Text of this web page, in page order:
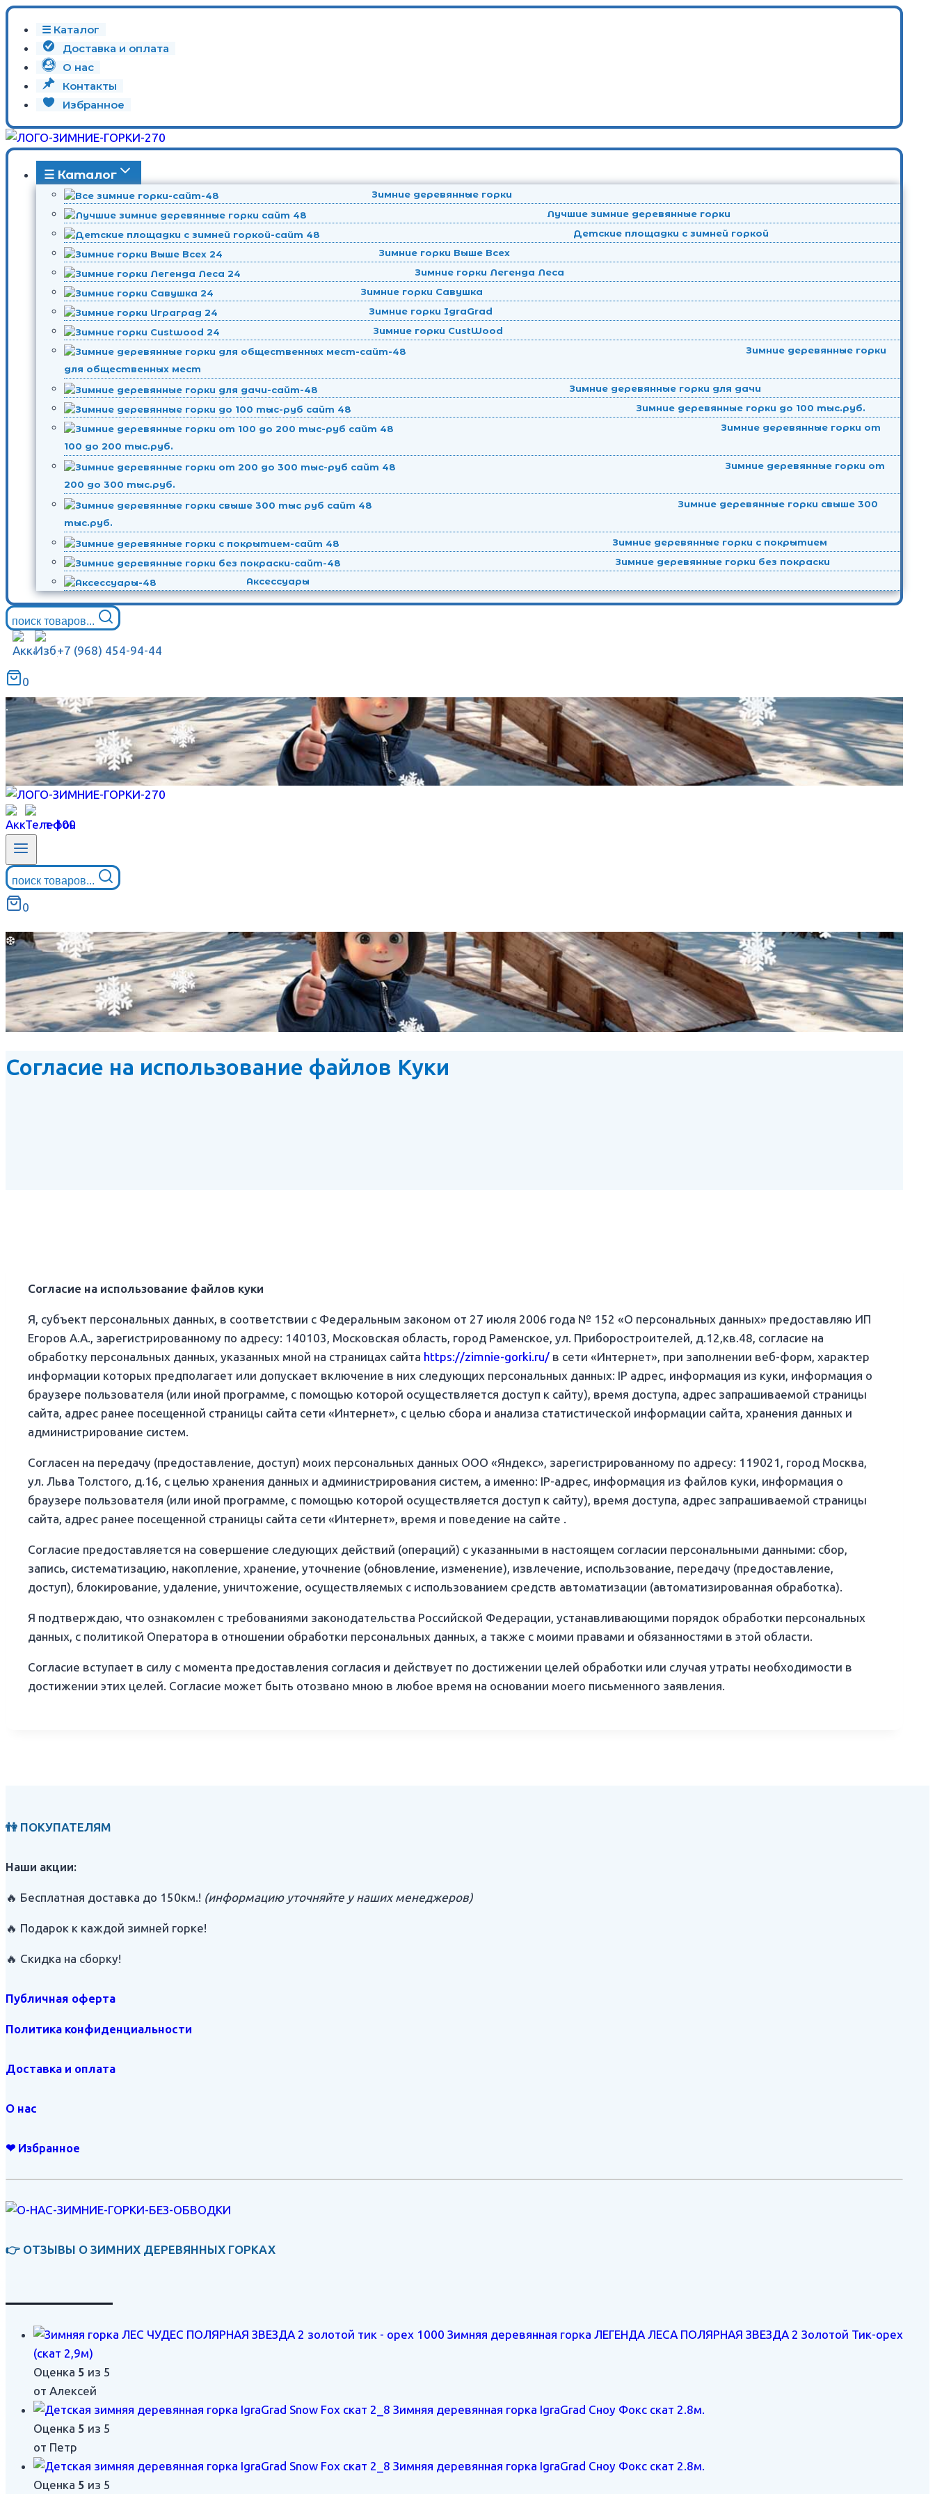
Перейти
содержимому
☰ Каталог
Доставка и оплата
О нас
Контакты
Избранное
☰ Каталог
Зимние деревянные горки
Лучшие зимние деревянные горки
Детские площадки с зимней горкой
Зимние горки Выше Всех
Зимние горки Легенда Леса
Зимние горки Савушка
Зимние горки IgraGrad
Зимние горки CustWood
Зимние деревянные горки
для общественных мест
Зимние деревянные горки для дачи
Зимние деревянные горки до 100 тыс.руб.
Зимние деревянные горки от
100 до 200 тыс.руб.
Зимние деревянные горки от
200 до 300 тыс.руб.
Зимние деревянные горки свыше 300
тыс.руб.
Зимние деревянные горки с покрытием
Зимние деревянные горки без покраски
Аксессуары
поиск товаров...
+7 (968) 454-94-44
0
.
поиск товаров...
0
❆
Согласие на использование файлов Куки
Согласие на использование файлов куки
Я, субъект персональных данных, в соответствии с Федеральным законом от 27 июля 2006 года № 152 «О персональных данных» предоставляю ИП
Егоров А.А., зарегистрированному по адресу: 140103, Московская область, город Раменское, ул. Приборостроителей, д.12,кв.48, согласие на
обработку персональных данных, указанных мной на страницах сайта https://zimnie-gorki.ru/ в сети «Интернет», при заполнении веб-форм, характер
информации которых предполагает или допускает включение в них следующих персональных данных: IP адрес, информация из куки, информация о
браузере пользователя (или иной программе, с помощью которой осуществляется доступ к сайту), время доступа, адрес запрашиваемой страницы
сайта, адрес ранее посещенной страницы сайта сети «Интернет», с целью сбора и анализа статистической информации сайта, хранения данных и
администрирование систем.
Согласен на передачу (предоставление, доступ) моих персональных данных ООО «Яндекс», зарегистрированному по адресу: 119021, город Москва,
ул. Льва Толстого, д.16, с целью хранения данных и администрирования систем, а именно: IP-адрес, информация из файлов куки, информация о
браузере пользователя (или иной программе, с помощью которой осуществляется доступ к сайту), время доступа, адрес запрашиваемой страницы
сайта, адрес ранее посещенной страницы сайта сети «Интернет», время и поведение на сайте .
Согласие предоставляется на совершение следующих действий (операций) с указанными в настоящем согласии персональными данными: сбор,
запись, систематизацию, накопление, хранение, уточнение (обновление, изменение), извлечение, использование, передачу (предоставление,
доступ), блокирование, удаление, уничтожение, осуществляемых с использованием средств автоматизации (автоматизированная обработка).
Я подтверждаю, что ознакомлен с требованиями законодательства Российской Федерации, устанавливающими порядок обработки персональных
данных, с политикой Оператора в отношении обработки персональных данных, а также с моими правами и обязанностями в этой области.
Согласие вступает в силу с момента предоставления согласия и действует по достижении целей обработки или случая утраты необходимости в
достижении этих целей. Согласие может быть отозвано мною в любое время на основании моего письменного заявления.
👫 ПОКУПАТЕЛЯМ
Наши акции:
🔥 Бесплатная доставка до 150км.! (информацию уточняйте у наших менеджеров)
🔥 Подарок к каждой зимней горке!
🔥 Скидка на сборку!
Публичная оферта
Политика конфиденциальности
Доставка и оплата
О нас
❤ Избранное
👉 ОТЗЫВЫ О ЗИМНИХ ДЕРЕВЯННЫХ ГОРКАХ
Зимняя деревянная горка ЛЕГЕНДА ЛЕСА ПОЛЯРНАЯ ЗВЕЗДА 2 Золотой Тик-орех
(скат 2,9м)
Оценка 5 из 5
от Алексей
Зимняя деревянная горка IgraGrad Сноу Фокс скат 2.8м.
Оценка 5 из 5
от Петр
Зимняя деревянная горка IgraGrad Сноу Фокс скат 2.8м.
Оценка 5 из 5